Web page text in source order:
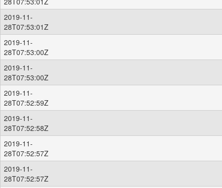
2019-11-
28T07:53:01Z
2019-11-
28T07:53:00Z
2019-11-
28T07:53:00Z
2019-11-
28T07:52:59Z
2019-11-
28T07:52:58Z
2019-11-
28T07:52:57Z
2019-11-
28T07:52:57Z